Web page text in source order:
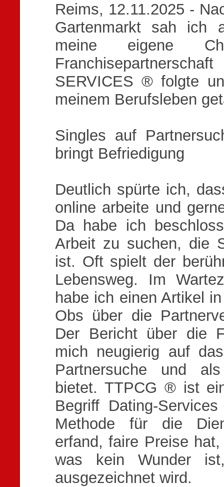
Reims, 12.11.2025 -
Gartenmarkt sah ich
meine eigene
SERVICES ® folgte
meinem Berufsleben
Singles auf
bringt Befriedigung
Deutlich spürte ich,
online arbeite und
Da habe ich
Arbeit zu suchen, die
ist. Oft spielt der
Lebensweg. Im
habe ich einen Artikel
Obs über die
Der Bericht über die
mich neugierig auf
Partnersuche und
bietet. TTPCG ® ist
Begriff Dating-
Methode für die
erfand, faire Preise
was kein Wunder
ausgezeichnet wird.